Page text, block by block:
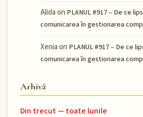
Alidaon PLANUL #917 – De ce
comunicarea în gestionarea
Xeniaon PLANUL #917 – De ce
comunicarea în gestionarea
Arhivă
Din trecut — toate lunile